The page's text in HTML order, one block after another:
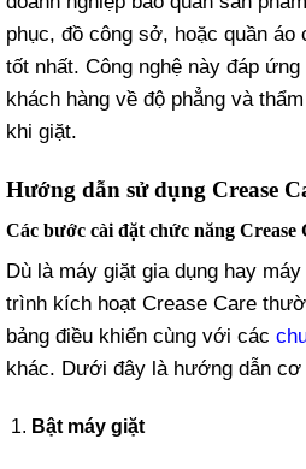
phục, đồ công sở, hoặc quần
tốt nhất. Công nghệ này đáp
khách hàng về độ phẳng và
khi giặt.
Hướng dẫn sử dụng Crease
Các bước cài đặt chức năng Crease
Dù là máy giặt gia dụng hay
trình kích hoạt Crease Care
bảng điều khiển cùng với các
khác. Dưới đây là hướng dẫn
Bật máy giặt